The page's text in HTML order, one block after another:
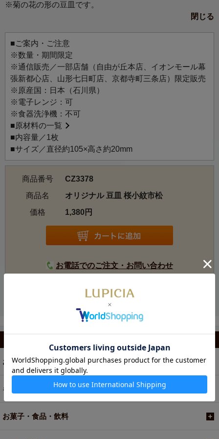
※菊の花の形の豆皿です。
閉じる
■ご案内・ご注意
※数量・期間限定
※通信販売／一部店舗（自由が丘本店、イオンモール幕
張新都心店、山形七日町店、京都寺町三条店）限定販売
※原産国：日本（石川県）
※電子レンジ：可
※食器洗浄機：不可
■原材料の一覧
■内容量／1枚
■サイズ／直径約105×高さ約20mm
商品番号
CZ3378
商品名
オリジナル 豆皿 桜小紋市松
価格
1,380円
お電話でのご注文・お問い合わせ
お茶
ギフト
お菓子・食品・飲料